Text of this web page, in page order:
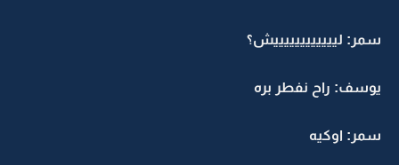
سمر: لييييييييييييش؟
يوسف: راح نفطر بره
سمر: اوكيه